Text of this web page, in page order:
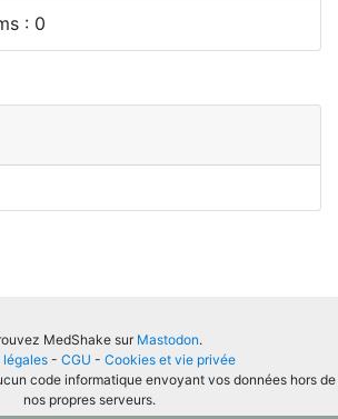
: 0
MedShake sur Mastodon.
légales - CGU - Cookies et vie privée
code informatique envoyant vos données hors de
nos propres serveurs.